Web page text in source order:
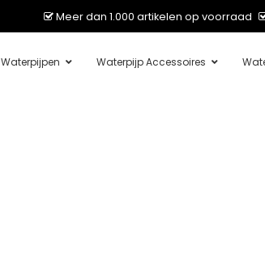
Meer dan 1.000 artikelen op voorraad
Waterpijpen Waterpijp Accessoires